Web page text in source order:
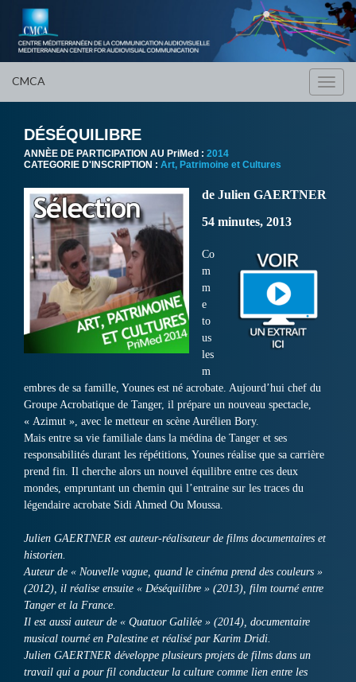
CMCA
DÉSÉQUILIBRE
ANNÈE DE PARTICIPATION AU PriMed : 2014
CATEGORIE D'INSCRIPTION : Art, Patrimoine et Cultures
de Julien GAERTNER
54 minutes, 2013
Co
m
m
e
to
us
les
m
embres de sa famille, Younes est né acrobate. Aujourd’hui chef du
Groupe Acrobatique de Tanger, il prépare un nouveau spectacle,
« Azimut », avec le metteur en scène Aurélien Bory.
Mais entre sa vie familiale dans la médina de Tanger et ses
responsabilités durant les répétitions, Younes réalise que sa carrière
prend fin. Il cherche alors un nouvel équilibre entre ces deux
mondes, empruntant un chemin qui l’entraine sur les traces du
légendaire acrobate Sidi Ahmed Ou Moussa.
Julien GAERTNER est auteur-réalisateur de films documentaires et
historien.
Auteur de « Nouvelle vague, quand le cinéma prend des couleurs »
(2012), il réalise ensuite « Déséquilibre » (2013), film tourné entre
Tanger et la France.
Il est aussi auteur de « Quatuor Galilée » (2014), documentaire
musical tourné en Palestine et réalisé par Karim Dridi.
Julien GAERTNER développe plusieurs projets de films dans un
travail qui a pour fil conducteur la culture comme lien entre les